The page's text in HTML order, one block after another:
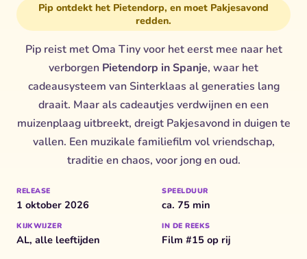
Pip ontdekt het Pietendorp, en moet Pakjesavond
redden.
Pip reist met Oma Tiny voor het eerst mee naar het
verborgen Pietendorp in Spanje, waar het
cadeausysteem van Sinterklaas al generaties lang
draait. Maar als cadeautjes verdwijnen en een
muizenplaag uitbreekt, dreigt Pakjesavond in duigen te
vallen. Een muzikale familiefilm vol vriendschap,
traditie en chaos, voor jong en oud.
RELEASE
1 oktober 2026
SPEELDUUR
ca. 75 min
KIJKWIJZER
AL, alle leeftijden
IN DE REEKS
Film #15 op rij